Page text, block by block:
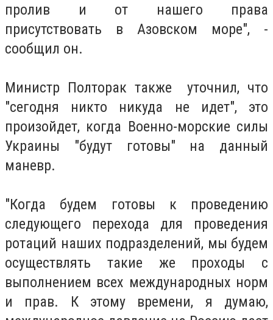
пролив и от нашего права
присутствовать в Азовском море", -
сообщил он.
Министр Полторак также уточнил, что
"сегодня никто никуда не идет", это
произойдет, когда Военно-морские силы
Украины "будут готовы" на данный
маневр.
"Когда будем готовы к проведению
следующего перехода для проведения
ротаций наших подразделений, мы будем
осуществлять такие же проходы с
выполнением всех международных норм
и прав. К этому времени, я думаю,